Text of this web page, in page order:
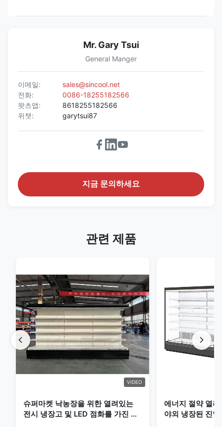
Mr. Gary Tsui
General Manger
이메일:
sales@sincool.net
전화:
0086-18255182566
왓츠앱:
8618255182566
위챗:
garytsui87
지금 문의하세요
관련 제품
VIDEO
슈퍼마켓 낙농장을 위한 열려있는
전시 냉장고 및 LED 점화를 가진 음
에너지 절약 열
야외 냉장된 진열